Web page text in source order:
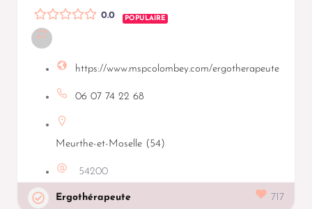
0.0 POPULAIRE
https://www.mspcolombey.com/ergotherapeute
06 07 74 22 68
Meurthe-et-Moselle (54)
54200
Ergothérapeute 717